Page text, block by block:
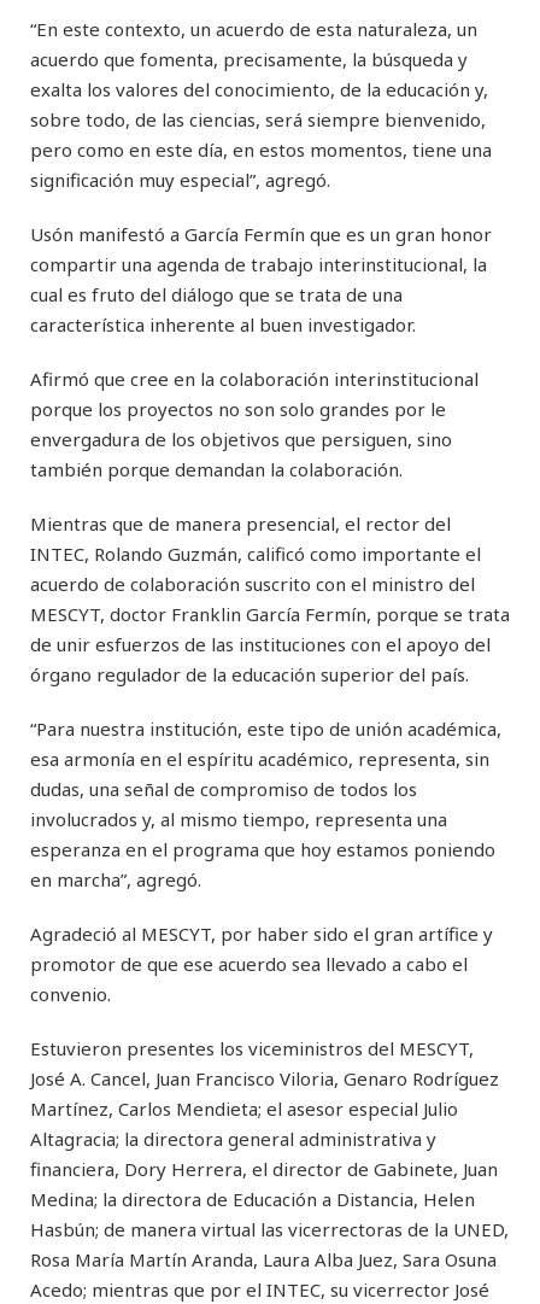
“En este contexto, un acuerdo de esta naturaleza, un
acuerdo que fomenta, precisamente, la búsqueda y
exalta los valores del conocimiento, de la educación y,
sobre todo, de las ciencias, será siempre bienvenido,
pero como en este día, en estos momentos, tiene una
significación muy especial”, agregó.
Usón manifestó a García Fermín que es un gran honor
compartir una agenda de trabajo interinstitucional, la
cual es fruto del diálogo que se trata de una
característica inherente al buen investigador.
Afirmó que cree en la colaboración interinstitucional
porque los proyectos no son solo grandes por le
envergadura de los objetivos que persiguen, sino
también porque demandan la colaboración.
Mientras que de manera presencial, el rector del
INTEC, Rolando Guzmán, calificó como importante el
acuerdo de colaboración suscrito con el ministro del
MESCYT, doctor Franklin García Fermín, porque se trata
de unir esfuerzos de las instituciones con el apoyo del
órgano regulador de la educación superior del país.
“Para nuestra institución, este tipo de unión académica,
esa armonía en el espíritu académico, representa, sin
dudas, una señal de compromiso de todos los
involucrados y, al mismo tiempo, representa una
esperanza en el programa que hoy estamos poniendo
en marcha”, agregó.
Agradeció al MESCYT, por haber sido el gran artífice y
promotor de que ese acuerdo sea llevado a cabo el
convenio.
Estuvieron presentes los viceministros del MESCYT,
José A. Cancel, Juan Francisco Viloria, Genaro Rodríguez
Martínez, Carlos Mendieta; el asesor especial Julio
Altagracia; la directora general administrativa y
financiera, Dory Herrera, el director de Gabinete, Juan
Medina; la directora de Educación a Distancia, Helen
Hasbún; de manera virtual las vicerrectoras de la UNED,
Rosa María Martín Aranda, Laura Alba Juez, Sara Osuna
Acedo; mientras que por el INTEC, su vicerrector José